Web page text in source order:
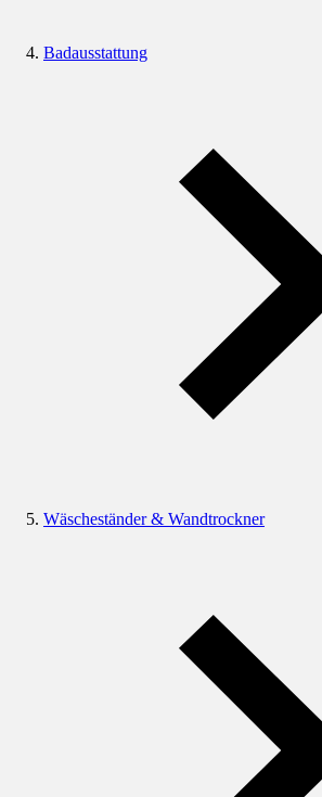
Badausstattung
Wäscheständer & Wandtrockner